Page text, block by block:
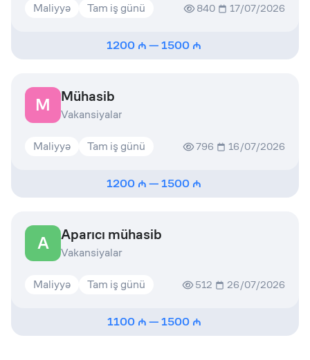
Maliyyə Tam iş günü 840 17/07/2026
1200 —1500
M Mühasib
Vakansiyalar
Maliyyə Tam iş günü 796 16/07/2026
1200 —1500
A Aparıcı mühasib
Vakansiyalar
Maliyyə Tam iş günü 512 26/07/2026
1100 —1500